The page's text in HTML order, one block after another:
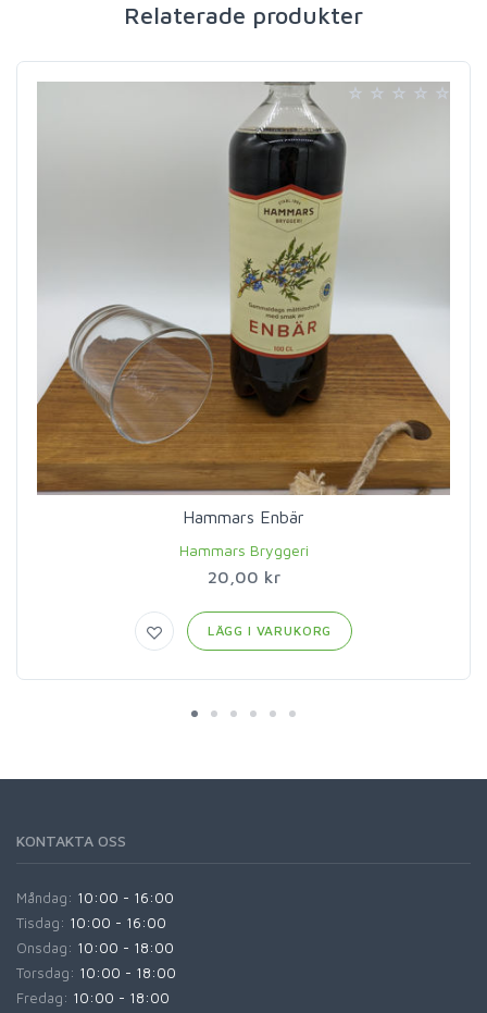
Relaterade produkter
Hammars Enbär
Hammars Bryggeri
20,00 kr
LÄGG I VARUKORG
KONTAKTA OSS
Måndag: 10:00 - 16:00
Tisdag: 10:00 - 16:00
Onsdag: 10:00 - 18:00
Torsdag: 10:00 - 18:00
Fredag: 10:00 - 18:00